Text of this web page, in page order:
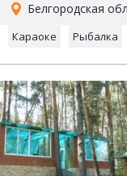
Белгородская
Караоке Рыбалка